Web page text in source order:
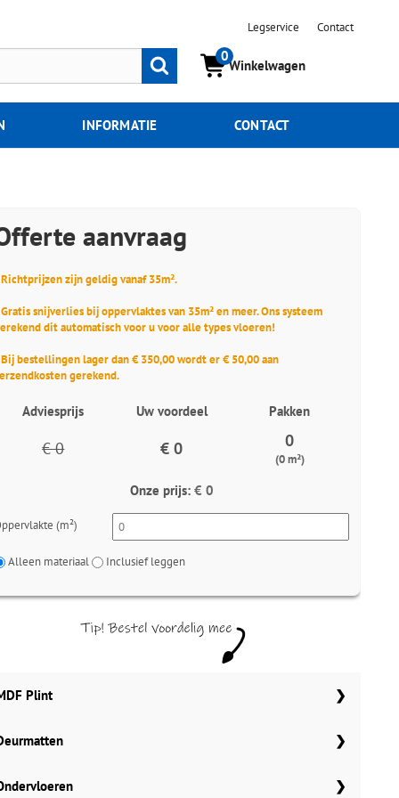
Legservice Contact
0
Winkelwagen
Zoeken
INFORMATIE CONTACT
aanvraag
zijn geldig vanaf 35m².
snijverlies bij oppervlaktes van 35m² en meer. Ons systeem
dit automatisch voor u voor alle types vloeren!
bestellingen lager dan € 350,00 wordt er € 50,00 aan
gerekend.
Adviesprijs Uw voordeel Pakken
€ 0 € 0 0
(0 m²)
Onze prijs: € 0
(m²)
Alleen materiaal Inclusief leggen
Plint
70x12 mm
90x12 mm